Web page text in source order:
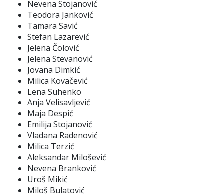
Nevena Stojanović
Teodora Janković
Tamara Savić
Stefan Lazarević
Jelena Čolović
Jelena Stevanović
Jovana Dimkić
Milica Kovačević
Lena Suhenko
Anja Velisavljević
Maja Despić
Emilija Stojanović
Vladana Radenović
Milica Terzić
Aleksandar Milošević
Nevena Branković
Uroš Mikić
Miloš Bulatović